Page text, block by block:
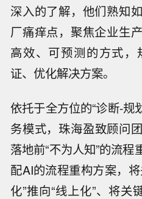
深入的了解，他们熟知
厂痛痒点，聚焦企业生
高效、可预测的方式
证、优化解决方案。
依托于全方位的“诊断-规
务模式，珠海盈致顾问
落地前“不为人知”的流
配AI的流程重构方案，
化”推向“线上化”、将关